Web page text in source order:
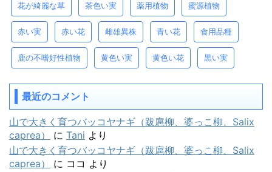
花が綺麗な草 茶色い実 薬用植物 蜜源植物
赤い実 赤い花 雌雄異株 青い花 食用品種
鹿の不嗜好性植物 黄色い実 黄色い花 黒い実
最近のコメント
山で大きく育つバッコヤナギ（跋扈柳、婆っこ柳、Salix
caprea）
に Tani より
山で大きく育つバッコヤナギ（跋扈柳、婆っこ柳、Salix
caprea）
に ココ より